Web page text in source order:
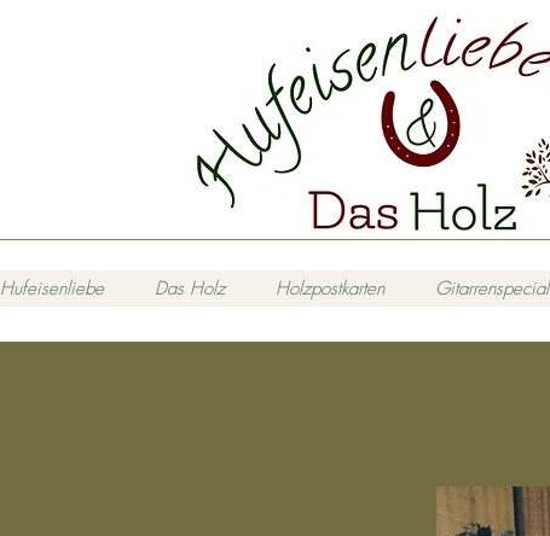
Hufeisenliebe Das Holz Holzpostkarten Gitarrenspecial